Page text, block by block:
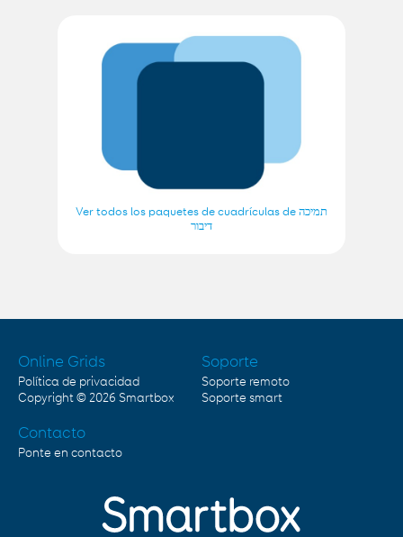
Ver todos los paquetes de cuadrículas de תמיכה
דיבור
Online Grids
Política de privacidad
Copyright © 2026 Smartbox
Soporte
Soporte remoto
Soporte smart
Contacto
Ponte en contacto